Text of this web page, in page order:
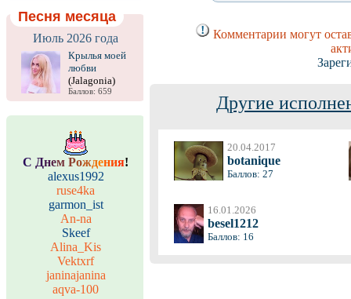
Песня месяца
Июль 2026 года
Крылья моей
любви
(Jalagonia)
Баллов: 659
С Днем Рождения!
alexus1992
ruse4ka
garmon_ist
An-na
Skeef
Alina_Kis
Vektxrf
janinajanina
aqva-100
Комментарии могут
Другие
20.04.2017
botanique
Баллов: 27
16.01.2026
besel1212
Баллов: 16